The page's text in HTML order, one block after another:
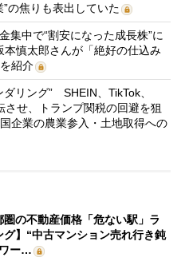
の焦りも表出していた
集中で“割安になった成長株”に
慎太郎さんが「絶好の仕込み
紹介
リング” SHEIN、TikTok、
せ、トランプ関税の回避を狙
企業の農業参入・土地取得への
圏の不動産価格「危ない駅」ラ
グ】“中古マンション売れ行き鈍
ー…